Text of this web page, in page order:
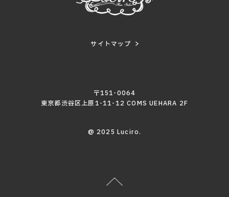
サイトマップ
〒151-0064
東京都渋谷区上原1-11-12 COMS UEHARA 2F
@ 2025 Luciro.